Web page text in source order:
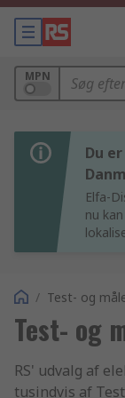
MPN
Du
Elfa-
nu
/ Test- og
Test- og
RS' udvalg af
tusindvis af